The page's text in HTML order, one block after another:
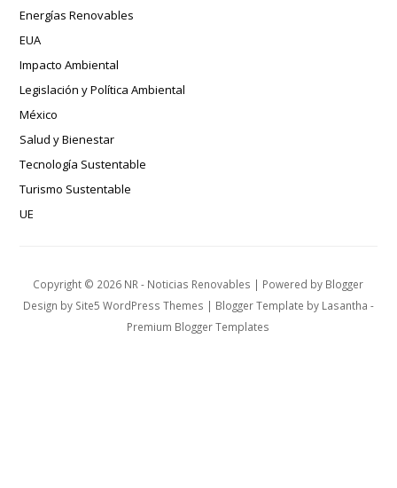
Energías Renovables
EUA
Impacto Ambiental
Legislación y Política Ambiental
México
Salud y Bienestar
Tecnología Sustentable
Turismo Sustentable
UE
Copyright © 2026 NR - Noticias Renovables | Powered by Blogger
Design by Site5 WordPress Themes | Blogger Template by Lasantha -
Premium Blogger Templates